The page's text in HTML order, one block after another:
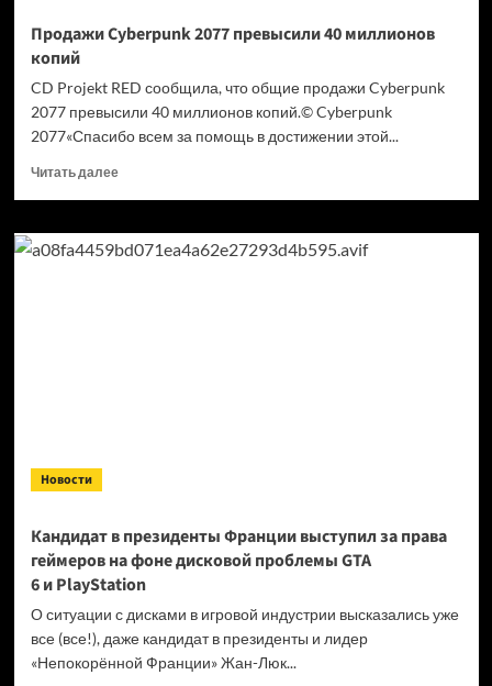
Продажи Cyberpunk 2077 превысили 40 миллионов
копий
CD Projekt RED сообщила, что общие продажи Cyberpunk
2077 превысили 40 миллионов копий.© Cyberpunk
2077«Спасибо всем за помощь в достижении этой...
Читать далееПрочитать
Продажи
Cyberpunk
Новости
Кандидат в президенты Франции выступил за права
геймеров на фоне дисковой проблемы GTA
6 и PlayStation
О ситуации с дисками в игровой индустрии высказались уже
все (все!), даже кандидат в президенты и лидер
«Непокорённой Франции» Жан-Люк...